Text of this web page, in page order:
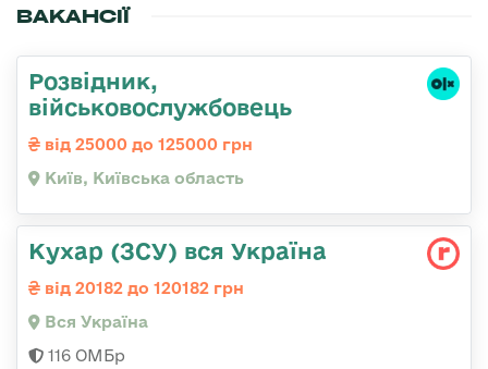
ВАКАНСІЇ
Розвідник,
військовослужбовець
від 25000 до 125000 грн
Київ, Київська область
Кухар (ЗСУ) вся Україна
від 20182 до 120182 грн
Вся Україна
116 ОМБр